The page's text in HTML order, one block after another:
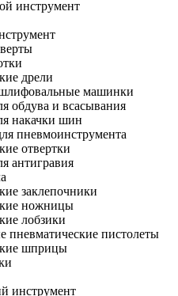
инструмент
дрели
машинки
обдува и всасывания
накачки шин
пневмоинструмента
отвертки
антигравия
заклепочники
ножницы
лобзики
пистолеты
шприцы
инструмент